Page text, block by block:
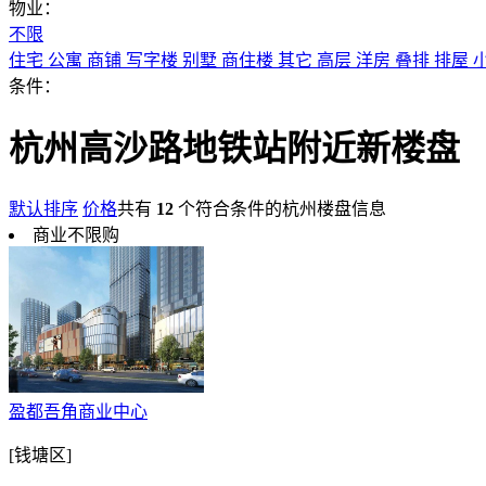
物业：
不限
住宅 公寓 商铺 写字楼 别墅 商住楼 其它 高层 洋房 叠排 排屋
条件：
杭州高沙路地铁站附近新楼盘
默认排序 价格共有 12 个符合条件的杭州楼盘信息
商业不限购
盈都吾角商业中心
[钱塘区]